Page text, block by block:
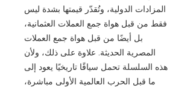
المزادات الدولية، وتُقدّر قيمتها بشدة ليس
فقط من قبل هواة جمع العملات العثمانية،
بل أيضًا من قبل هواة جمع العملات
المصرية الحديثة. علاوة على ذلك، ولأن
هذه السلسلة تحمل سياقًا تاريخيًا يعود إلى
ما قبل الحرب العالمية الأولى مباشرة،